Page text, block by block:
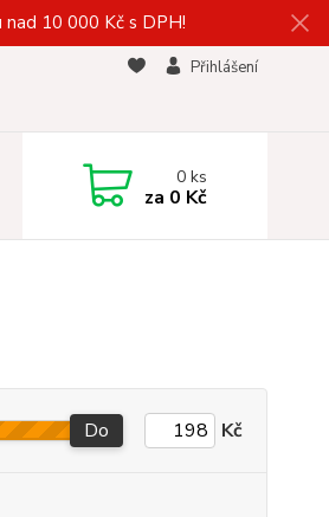
10 000 Kč s DPH!
Přihlášení
0ks
za 0 Kč
Do Kč